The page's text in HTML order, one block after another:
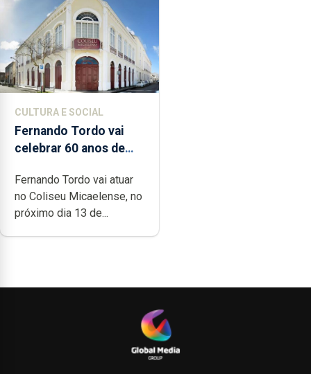
CULTURA E SOCIAL
Fernando Tordo vai
celebrar 60 anos de
Micaelense
Fernando Tordo vai atuar
no Coliseu Micaelense, no
próximo dia 13 de...